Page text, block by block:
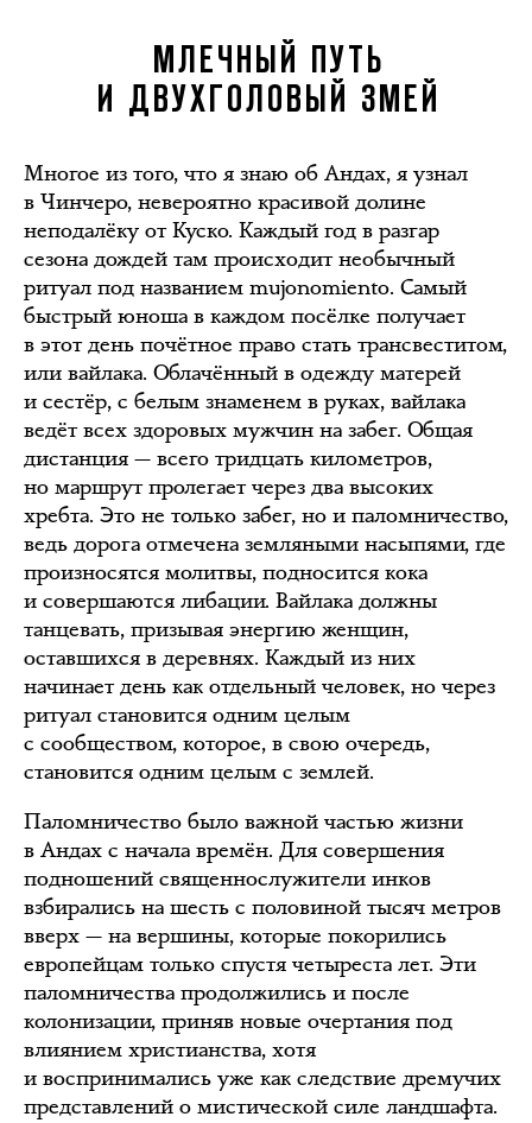
МЛЕЧНЫЙ ПУТЬ
И ДВУХГОЛОВЫЙ ЗМЕЙ
Многое из того, что я знаю об Андах, я узнал
в Чинчеро, невероятно красивой долине
неподалёку от Куско. Каждый год в разгар
сезона дождей там происходит необычный
ритуал под названием mujonomiento. Самый
быстрый юноша в каждом посёлке получает
в этот день почётное право стать трансвеститом,
или вайлака. Облачённый в одежду матерей
и сестёр, с белым знаменем в руках, вайлака
ведёт всех здоровых мужчин на забег. Общая
дистанция — всего тридцать километров,
но маршрут пролегает через два высоких
хребта. Это не только забег, но и паломничество,
ведь дорога отмечена земляными насыпями, где
произносятся молитвы, подносится кока
и совершаются либации. Вайлака должны
танцевать, призывая энергию женщин,
оставшихся в деревнях. Каждый из них
начинает день как отдельный человек, но через
ритуал становится одним целым
с сообществом, которое, в свою очередь,
становится одним целым с землей.
Паломничество было важной частью жизни
в Андах с начала времён. Для совершения
подношений священнослужители инков
взбирались на шесть с половиной тысяч метров
вверх — на вершины, которые покорились
европейцам только спустя четыреста лет. Эти
паломничества продолжились и после
колонизации, приняв новые очертания под
влиянием христианства, хотя
и воспринимались уже как следствие дремучих
представлений о мистической силе ландшафта.